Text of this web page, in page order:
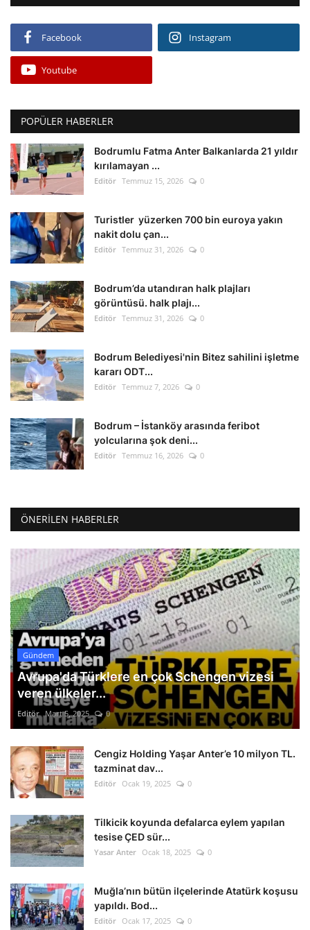
Facebook Instagram
Youtube
POPÜLER HABERLER
Bodrumlu Fatma Anter Balkanlarda 21 yıldır
kırılamayan ...
Editör Temmuz 15, 2026 0
Turistler yüzerken 700 bin euroya yakın
nakit dolu çan...
Editör Temmuz 31, 2026 0
Bodrum’da utandıran halk plajları
görüntüsü. halk plajı...
Editör Temmuz 31, 2026 0
Bodrum Belediyesi'nin Bitez sahilini işletme
kararı ODT...
Editör Temmuz 7, 2026 0
Bodrum – İstanköy arasında feribot
yolcularına şok deni...
Editör Temmuz 16, 2026 0
ÖNERILEN HABERLER
Gündem
Avrupa'da Türklere en çok Schengen vizesi
veren ülkeler...
Editör Mart 5, 2025 0
Cengiz Holding Yaşar Anter’e 10 milyon TL.
tazminat dav...
Editör Ocak 19, 2025 0
Tilkicik koyunda defalarca eylem yapılan
tesise ÇED sür...
Yasar Anter Ocak 18, 2025 0
Muğla’nın bütün ilçelerinde Atatürk koşusu
yapıldı. Bod...
Editör Ocak 17, 2025 0